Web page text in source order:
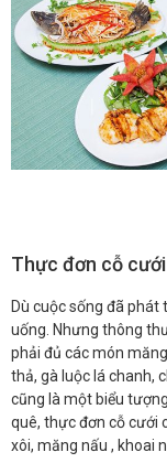
Thực đơn cỗ
Dù cuộc sống đã phát
uống. Nhưng thông
phải đủ các món
thả, gà luộc lá chanh,
cũng là một biểu
quê, thực đơn cỗ cưới
xôi, măng nấu , khoai